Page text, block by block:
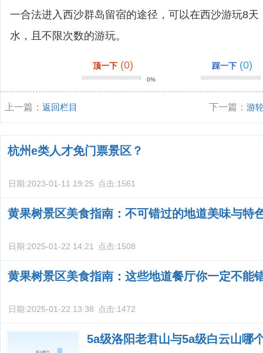
一合法进入西沙群岛留宿的途径，可以在西沙游玩8
水，且不限次数的游玩。
顶一下 (0)
0%
踩一下 (0)
上一篇： 返回栏目 下一篇：游
略？
杭州e类人才免门票景区？
日期:2023-01-11 19:25 点击:1561
黄果树景区美食指南：不可错过的地道美味与特
日期:2025-01-22 14:21 点击:1508
黄果树景区美食指南：这些地道餐厅你一定不能
日期:2025-01-22 13:38 点击:1472
5a级洛阳老君山与5a级白云山哪